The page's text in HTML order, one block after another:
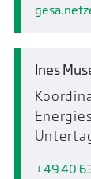
Ines
+49 40